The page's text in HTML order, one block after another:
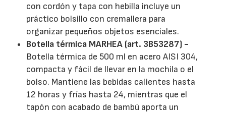
con cordón y tapa con hebilla incluye un
práctico bolsillo con cremallera para
organizar pequeños objetos esenciales.
Botella térmica MARHEA (art. 3B53287) -
Botella térmica de 500 ml en acero AISI 304,
compacta y fácil de llevar en la mochila o el
bolso. Mantiene las bebidas calientes hasta
12 horas y frías hasta 24, mientras que el
tapón con acabado de bambú aporta un